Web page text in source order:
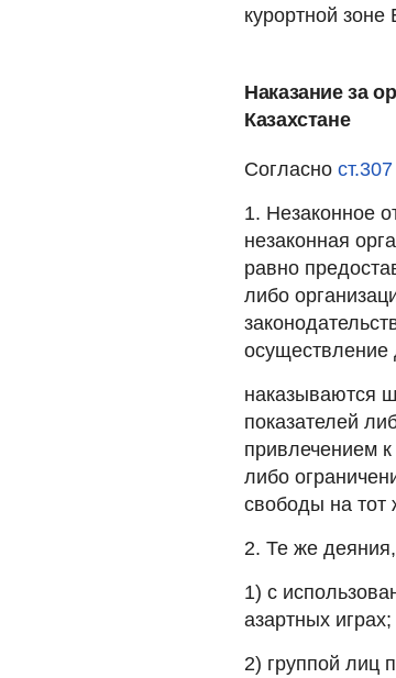
курортной
Наказание за
Казахстане
Согласно
1. Незаконное
незаконная
равно
либо
осуществление
наказываются
показателей
привлечением
либо
свободы на тот
2. Те же
1) с
азартных играх;
2) группой лиц